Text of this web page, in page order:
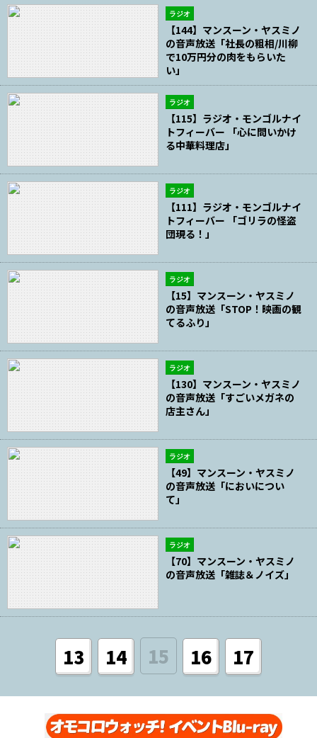
ラジオ
【144】マンスーン・ヤスミノ
の音声放送「社長の粗相/川柳
で10万円分の肉をもらいた
い」
ラジオ
【115】ラジオ・モンゴルナイ
トフィーバー 「心に問いかけ
る中華料理店」
ラジオ
【111】ラジオ・モンゴルナイ
トフィーバー 「ゴリラの怪盗
団現る！」
ラジオ
【15】マンスーン・ヤスミノ
の音声放送「STOP！映画の観
てるふり」
ラジオ
【130】マンスーン・ヤスミノ
の音声放送「すごいメガネの
店主さん」
ラジオ
【49】マンスーン・ヤスミノ
の音声放送「においについ
て」
ラジオ
【70】マンスーン・ヤスミノ
の音声放送「雑誌＆ノイズ」
13 14 15 16 17